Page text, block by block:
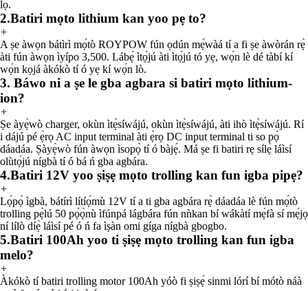
lọ.
2.Batiri mọto lithium kan yoo pẹ to?
+
A ṣe àwọn bátìrì mọ́tò ROYPOW fún ọdún mẹ́wàá tí a fi ṣe àwòrán rẹ̀
àti fún àwọn ìyípo 3,500. Lábẹ́ ìtọ́jú àti ìtọ́jú tó yẹ, wọ́n lè dé tàbí kí
wọ́n kọjá àkókò tí ó yẹ kí wọ́n lò.
3. Báwo ni a ṣe le gba agbara si batiri mọto lithium-
ion?
+
Ṣe àyẹ̀wò charger, okùn ìtẹ̀síwájú, okùn ìtẹ̀síwájú, àti ihò ìtẹ̀síwájú. Rí
i dájú pé ẹ̀rọ AC input terminal àti ẹ̀rọ DC input terminal ti so pọ̀
dáadáa. Ṣàyẹ̀wò fún àwọn ìsopọ̀ tí ó bàjẹ́. Má ṣe fi batiri rẹ sílẹ̀ láìsí
olùtọ́jú nígbà tí ó bá ń gba agbára.
4.Batiri 12V yoo ṣiṣẹ mọto trolling kan fun igba pipẹ?
+
Lọ́pọ̀ ìgbà, bátírì lítíọ́mù 12V tí a ti gba agbára rẹ̀ dáadáa lè fún mọ́tò
trolling pẹ̀lú 50 pọ́ọ̀nù ìfúnpá lágbára fún nǹkan bí wákàtí mẹ́fà sí mẹ́jọ
ní lílò díẹ̀ láìsí pé ó ń fa ìṣàn omi gíga nígbà gbogbo.
5.Batiri 100Ah yoo ti ṣiṣẹ mọto trolling kan fun igba
melo?
+
Àkókò tí batiri trolling motor 100Ah yóò fi ṣiṣẹ́ sinmi lórí bí mótò náà